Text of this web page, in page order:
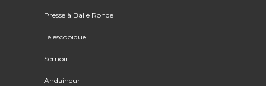
Presse à Balle Ronde
Télescopique
Semoir
Andaineur